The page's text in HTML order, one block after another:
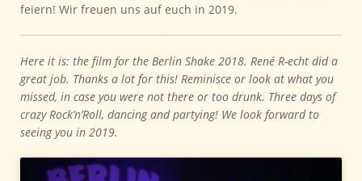
feiern! Wir freuen uns auf euch in 2019.
Here it is: the film for the Berlin Shake 2018. René R-echt did a
great job. Thanks a lot for this! Reminisce or look at what you
missed, in case you were not there or too drunk. Three days of
crazy Rock’n’Roll, dancing and partying! We look forward to
seeing you in 2019.